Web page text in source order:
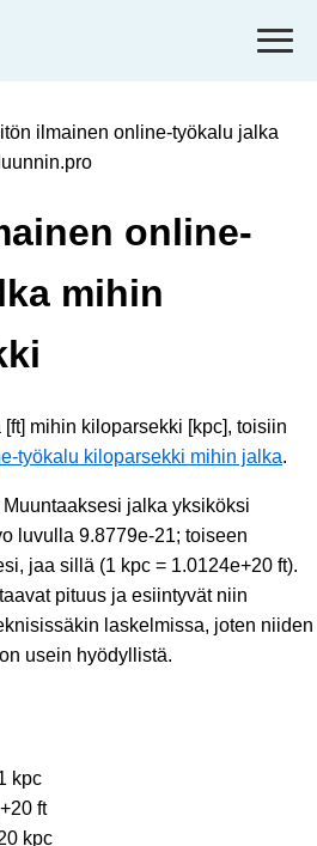
ilmainen online-työkalu jalka
online-
mihin
mihin kiloparsekki [kpc], toisiin
työkalu kiloparsekki mihin jalka.
jalka yksiköksi
luvulla 9.8779e-21; toiseen
jaa sillä (1 kpc = 1.0124e+20 ft).
pituus ja esiintyvät niin
laskelmissa, joten niiden
usein hyödyllistä.
kpc
ft
kpc